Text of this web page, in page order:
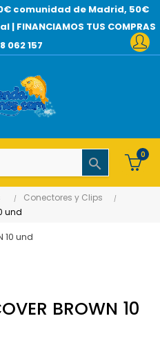
comunidad de Madrid, 50€
TUS COMPRAS
062 157
search
0
Conectores y Clips
und
BROWN 10